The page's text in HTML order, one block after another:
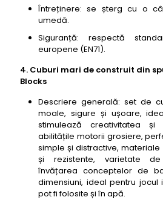
Întreținere: se șterg cu o
umedă.
Siguranță: respectă
europene (EN71).
4. Cuburi mari de construit din
Blocks
Descriere generală: set de
moale, sigure și ușoare,
stimulează creativitatea și
abilitățile motorii grosiere,
simple și distractive,
și rezistente, varietate
învățarea conceptelor de
dimensiuni, ideal pentru jocul
pot fi folosite și în apă.